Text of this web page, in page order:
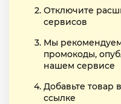
Отключите
сервисов
Мы
промокоды,
нашем сервисе
Добавьте товар
ссылке